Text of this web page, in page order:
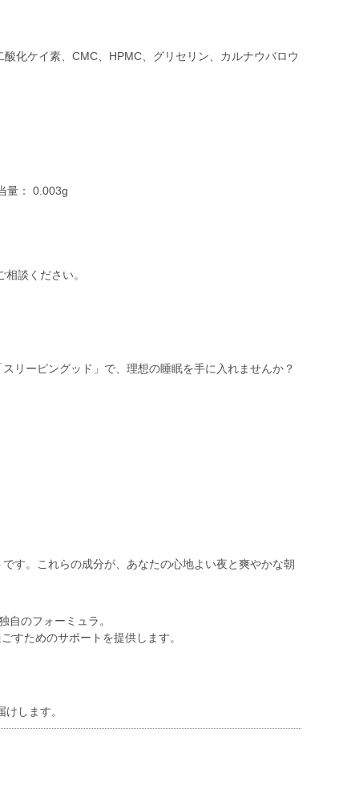
化ケイ素、CMC、HPMC、グリセリン、カルナウバロウ
量： 0.003g
談ください。
リーピングッド」で、理想の睡眠を手に入れませんか？
す。これらの成分が、あなたの心地よい夜と爽やかな朝
自のフォーミュラ。
すためのサポートを提供します。
します。